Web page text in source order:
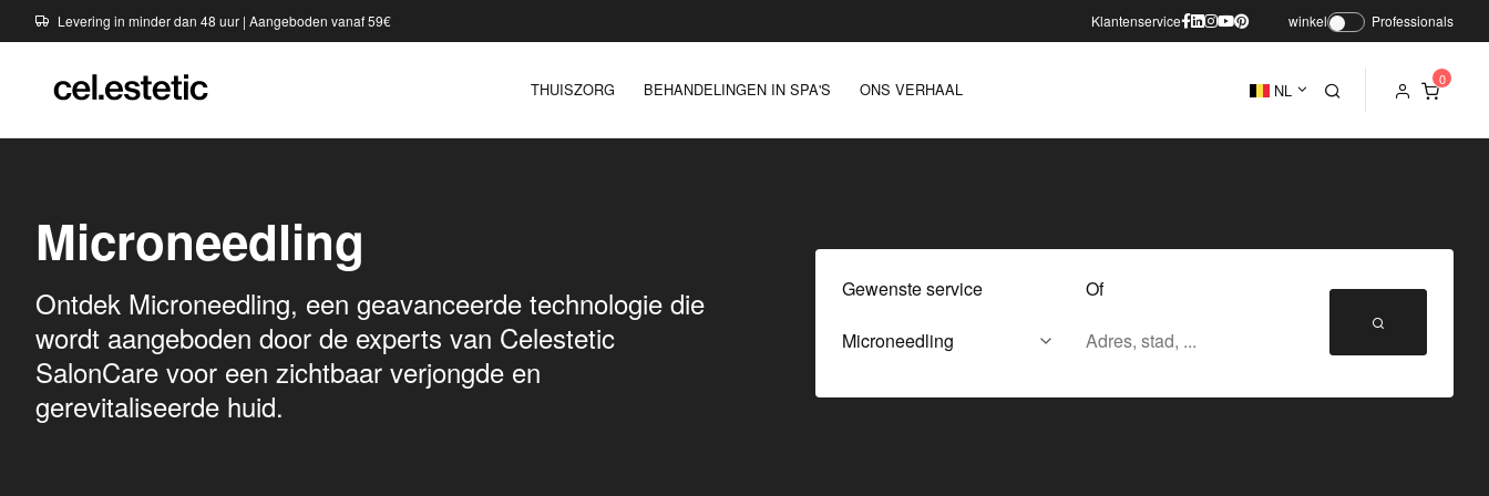
Levering in minder dan 48 uur | Aangeboden vanaf 59€ Klantenservice winkel Professionals
THUISZORG BEHANDELINGEN IN SPA'S ONS VERHAAL NL
Microneedling
Ontdek Microneedling, een geavanceerde technologie die
wordt aangeboden door de experts van Celestetic
SalonCare voor een zichtbaar verjongde en
gerevitaliseerde huid.
Gewenste service Of